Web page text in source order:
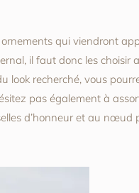
qui viendront
il faut donc les choisir
recherché, vous
pas également à
d’honneur et au nœud